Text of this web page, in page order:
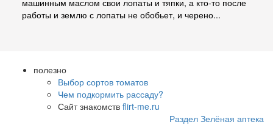
работы и землю с лопаты не обобьет, и черено...
полезно
Выбор сортов томатов
Чем подкормить рассаду?
Сайт знакомств flirt-me.ru
Раздел Зелёная аптека